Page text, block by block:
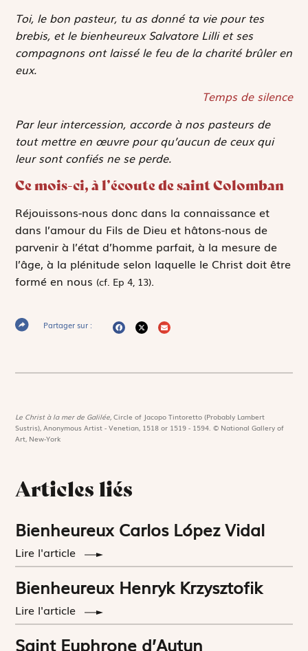
Toi, le bon pasteur, tu as donné ta vie pour tes
brebis, et le bienheureux Salvatore Lilli et ses
compagnons ont laissé le feu de la charité brûler en
eux.
Temps de silence
Par leur intercession, accorde à nos pasteurs de
tout mettre en œuvre pour qu’aucun de ceux qui
leur sont confiés ne se perde.
Ce mois-ci, à l’écoute de saint Colomban
Réjouissons-nous donc dans la connaissance et
dans l’amour du Fils de Dieu et hâtons-nous de
parvenir à l’état d’homme parfait, à la mesure de
l’âge, à la plénitude selon laquelle le Christ doit être
formé en nous (cf. Ep 4, 13).
Partager sur :
Le Christ à la mer de Galilée,Circle of Jacopo Tintoretto (Probably Lambert
Sustris), Anonymous Artist - Venetian, 1518 or 1519 - 1594. © National Gallery of
Art, New-York
Articles liés
Bienheureux Carlos López Vidal
Lire l'article
Bienheureux Henryk Krzysztofik
Lire l'article
Saint Euphrone d’Autun